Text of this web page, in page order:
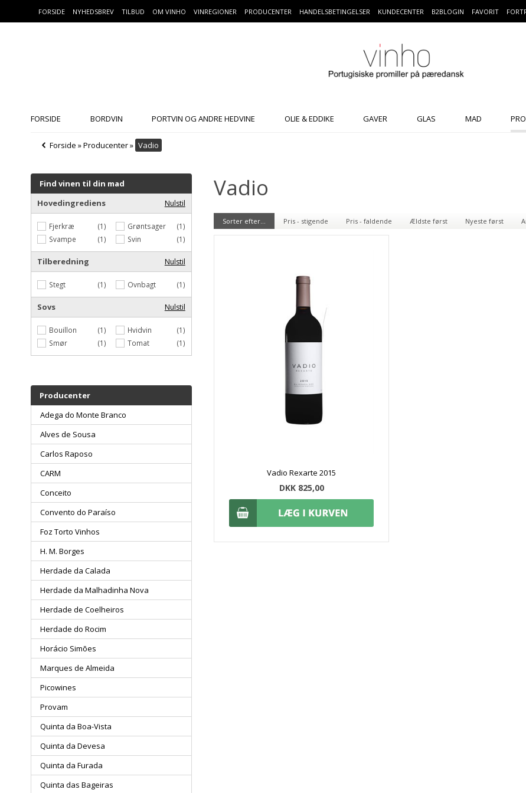
FORSIDE NYHEDSBREV TILBUD OM VINHO VINREGIONER PRODUCENTER HANDELSBETINGELSER KUNDECENTER B2BLOGIN FAVORIT
FORSIDE BORDVIN PORTVIN OG ANDRE HEDVINE OLIE & EDDIKE GAVER GLAS MAD
Forside »Producenter» Vadio
Find vinen til din mad
Hovedingrediens
Nulstil
Fjerkræ (1) Grøntsager
(1)
Svampe
(1) Svin (1)
Tilberedning Nulstil
Stegt (1) Ovnbagt (1)
Sovs Nulstil
Bouillon (1) Hvidvin
(1)
Smør
(1) Tomat (1)
Producenter
Adega do Monte Branco
Alves de Sousa
Carlos Raposo
CARM
Conceito
Convento do Paraíso
Foz Torto Vinhos
H. M. Borges
Herdade da Calada
Herdade da Malhadinha Nova
Herdade de Coelheiros
Herdade do Rocim
Horácio Simões
Marques de Almeida
Picowines
Provam
Quinta da Boa-Vista
Quinta da Devesa
Quinta da Furada
Quinta das Bageiras
Vadio
Sorter efter... Pris - stigende Pris - faldende Ældste først Nyeste først
Vadio Rexarte 2015
DKK 825,00